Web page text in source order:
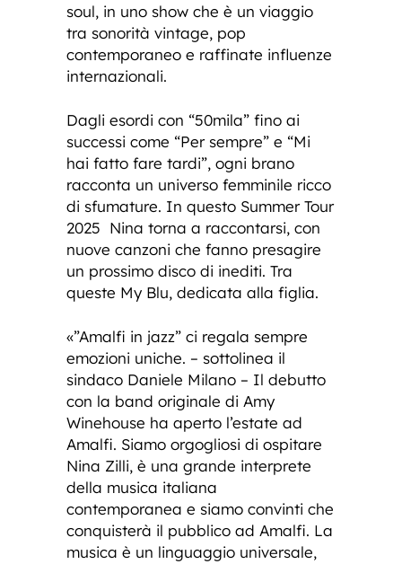
soul, in uno show che è un viaggio
tra sonorità vintage, pop
contemporaneo e raffinate influenze
internazionali.
Dagli esordi con “50mila” fino ai
successi come “Per sempre” e “Mi
hai fatto fare tardi”, ogni brano
racconta un universo femminile ricco
di sfumature. In questo Summer Tour
2025 Nina torna a raccontarsi, con
nuove canzoni che fanno presagire
un prossimo disco di inediti. Tra
queste My Blu, dedicata alla figlia.
«”Amalfi in jazz” ci regala sempre
emozioni uniche. – sottolinea il
sindaco Daniele Milano – Il debutto
con la band originale di Amy
Winehouse ha aperto l’estate ad
Amalfi. Siamo orgogliosi di ospitare
Nina Zilli, è una grande interprete
della musica italiana
contemporanea e siamo convinti che
conquisterà il pubblico ad Amalfi. La
musica è un linguaggio universale,